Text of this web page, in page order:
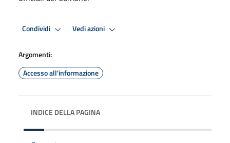
Condividi Vedi azioni
Argomenti:
Accesso all'informazione
INDICE DELLA PAGINA